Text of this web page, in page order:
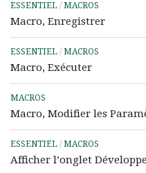
ESSENTIEL / MACROS
Macro, Enregistrer
ESSENTIEL / MACROS
Macro, Exécuter
MACROS
Macro, Modifier les
ESSENTIEL / MACROS
Afficher l’onglet